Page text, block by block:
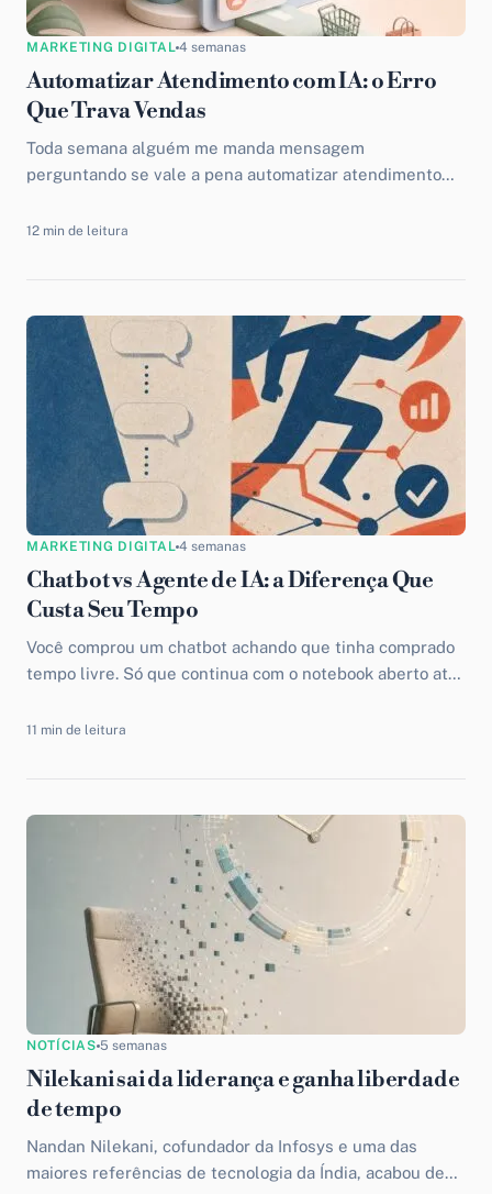
MARKETING DIGITAL 4 semanas
Automatizar Atendimento com IA: o Erro
Que Trava Vendas
Toda semana alguém me manda mensagem
perguntando se vale a pena automatizar atendimento
vale, mas...
12 min de leitura
MARKETING DIGITAL 4 semanas
Chatbot vs Agente de IA: a Diferença Que
Custa Seu Tempo
Você comprou um chatbot achando que tinha comprado
tempo livre. Só que continua com o notebook aberto até
11 min de leitura
NOTÍCIAS 5 semanas
Nilekani sai da liderança e ganha liberdade
de tempo
Nandan Nilekani, cofundador da Infosys e uma das
maiores referências de tecnologia da Índia, acabou de